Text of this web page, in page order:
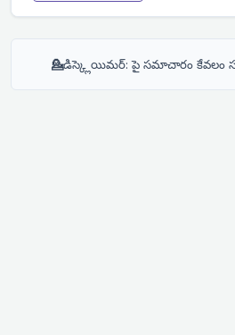
💁డిస్క్లెయిమర్: పై సమాచారం కేవలం